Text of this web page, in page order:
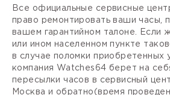
Все официальные сервисные
право ремонтировать ваши часы,
вашем гарантийном талоне. Если
или ином населенном пункте
в случае поломки приобретенных
компания Watches64 берет на
пересылки часов в сервисный
Москва и обратно(время